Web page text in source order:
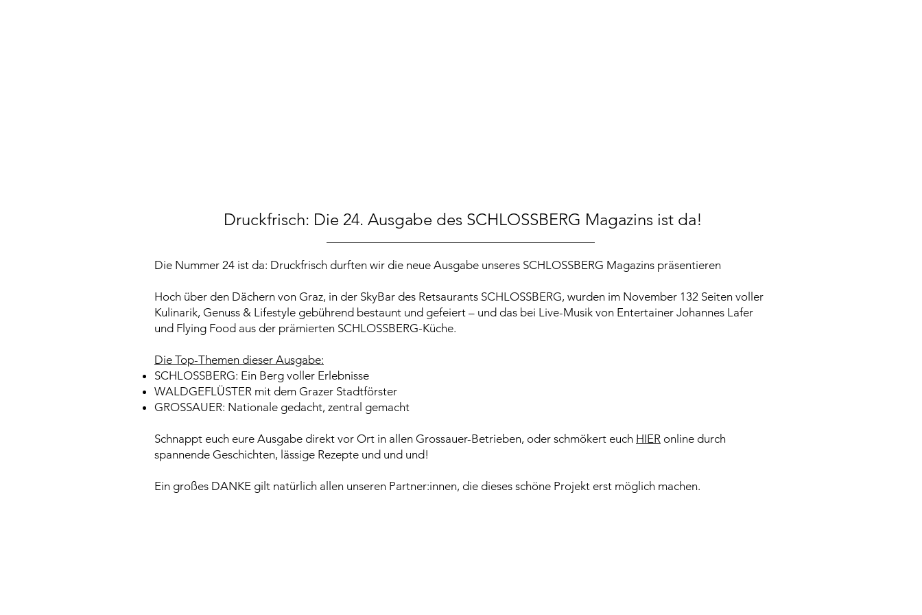
Druckfrisch: Die 24. Ausgabe des SCHLOSSBERG Magazins ist da!
Die Nummer 24 ist da: Druckfrisch durften wir die neue Ausgabe unseres SCHLOSSBERG Magazins präsentieren
Hoch über den Dächern von Graz, in der SkyBar des Retsaurants SCHLOSSBERG, wurden im November 132 Seiten voller
Kulinarik, Genuss & Lifestyle gebührend bestaunt und gefeiert – und das bei Live-Musik von Entertainer Johannes Lafer
und Flying Food aus der prämierten SCHLOSSBERG-Küche.
Die Top-Themen dieser Ausgabe:
SCHLOSSBERG: Ein Berg voller Erlebnisse
WALDGEFLÜSTER mit dem Grazer Stadtförster
GROSSAUER: Nationale gedacht, zentral gemacht
Schnappt euch eure Ausgabe direkt vor Ort in allen Grossauer-Betrieben, oder schmökert euch HIER online durch
spannende Geschichten, lässige Rezepte und und und!
Ein großes DANKE gilt natürlich allen unseren Partner:innen, die dieses schöne Projekt erst möglich machen.